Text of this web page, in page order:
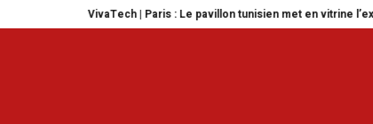
VivaTech | Paris : Le pavillon tunisien met en vitrine l’excellence de